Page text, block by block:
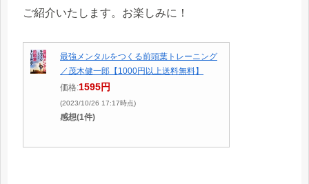
ご紹介いたします。お楽しみに！
最強メンタルをつくる前頭葉トレーニング
／茂木健一郎【1000円以上送料無料】
価格:1595円
(2023/10/26 17:17時点)
感想(1件)